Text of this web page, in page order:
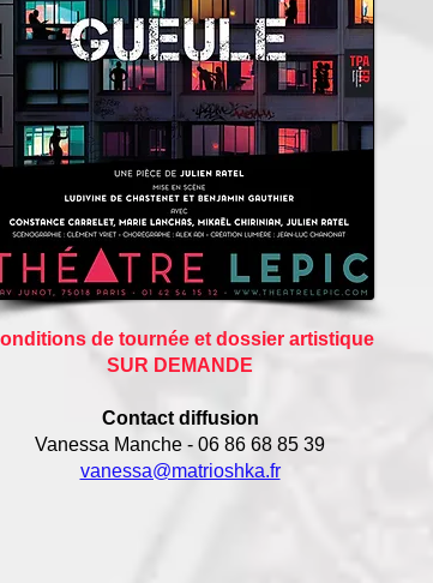
de tournée et dossier artistique
SUR DEMANDE
Contact diffusion
Vanessa Manche - 06 86 68 85 39
vanessa@matrioshka.fr